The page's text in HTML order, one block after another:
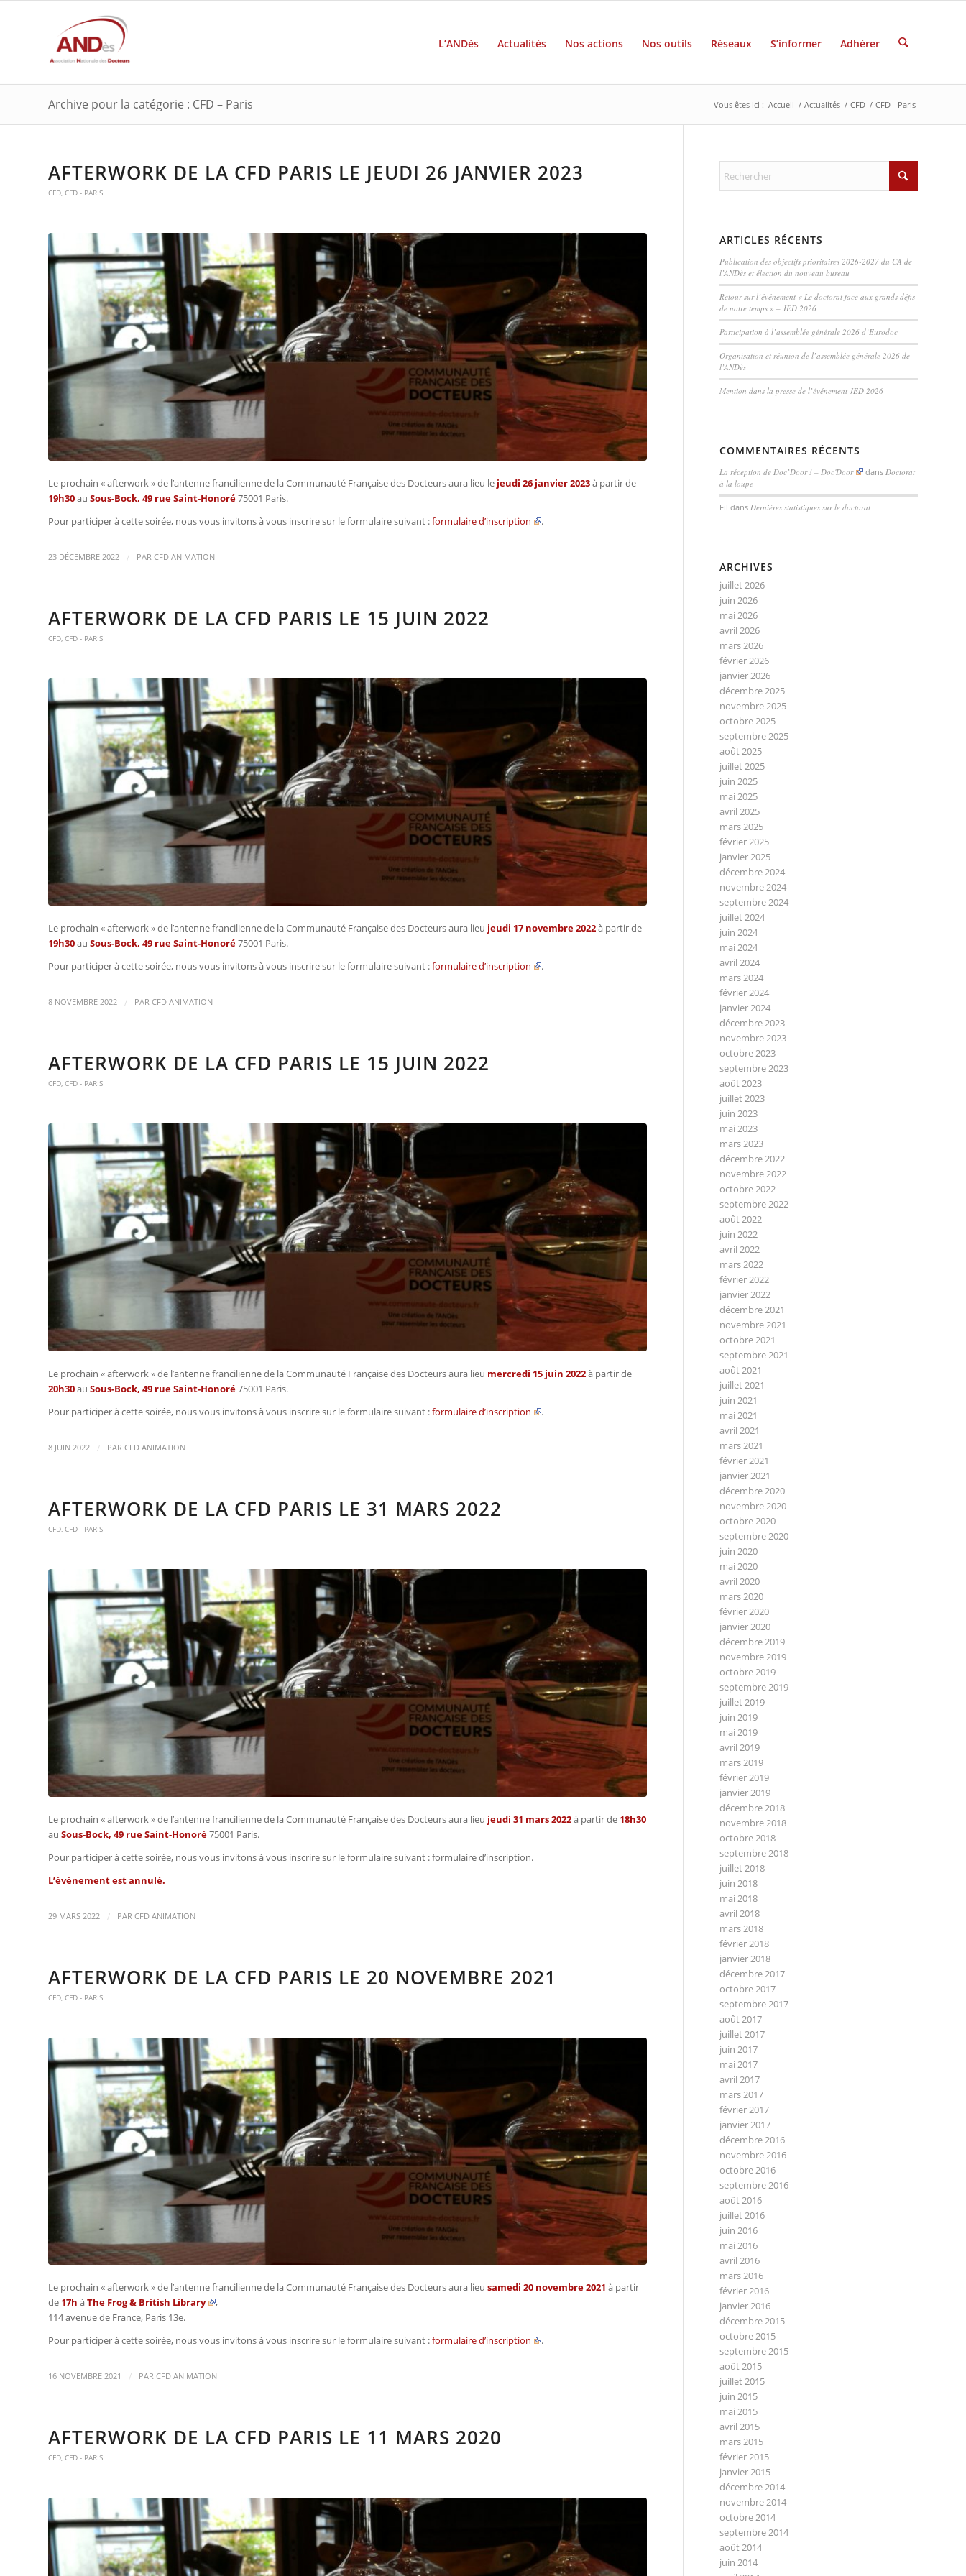
L’ANDès Actualités Nos actions Nos outils Réseaux S’informer Adhérer
Archive pour la catégorie : CFD – Paris Vous êtes ici : Accueil / Actualités / CFD / CFD - Paris
AFTERWORK DE LA CFD PARIS LE JEUDI 26 JANVIER 2023
CFD, CFD - PARIS
Le prochain « afterwork » de l’antenne francilienne de la Communauté Française des Docteurs aura lieu le jeudi 26 janvier 2023à partir de
19h30au Sous-Bock, 49 rue Saint-Honoré75001 Paris.
Pour participer à cette soirée, nous vous invitons à vous inscrire sur le formulaire suivant :formulaire d’inscription .
23 DÉCEMBRE 2022 / PAR CFD ANIMATION
AFTERWORK DE LA CFD PARIS LE 15 JUIN 2022
CFD CFD - PARIS
Le prochain « afterwork » de l’antenne francilienne de la Communauté Française des Docteurs aura lieu jeudi 17 novembre 2022à partir de
19h30au Sous-Bock, 49 rue Saint-Honoré75001 Paris.
Pour participer à cette soirée, nous vous invitons à vous inscrire sur le formulaire suivant :formulaire d’inscription .
8 NOVEMBRE 2022 / PAR CFD ANIMATION
AFTERWORK DE LA CFD PARIS LE 15 JUIN 2022
CFD, CFD - PARIS
Le prochain « afterwork » de l’antenne francilienne de la Communauté Française des Docteurs aura lieu mercredi 15 juin 2022à partir de
20h30au Sous-Bock, 49 rue Saint-Honoré75001 Paris.
Pour participer à cette soirée, nous vous invitons à vous inscrire sur le formulaire suivant :formulaire d’inscription .
8 JUIN 2022 / PAR CFD ANIMATION
AFTERWORK DE LA CFD PARIS LE 31 MARS 2022
CFD, CFD - PARIS
Le prochain « afterwork » de l’antenne francilienne de la Communauté Française des Docteurs aura lieu jeudi 31 mars 2022à partir de 18h30
au Sous-Bock, 49 rue Saint-Honoré75001 Paris.
Pour participer à cette soirée, nous vous invitons à vous inscrire sur le formulaire suivant : formulaire d’inscription.
L’événement est annulé.
29 MARS 2022 / PAR CFD ANIMATION
AFTERWORK DE LA CFD PARIS LE 20 NOVEMBRE 2021
CFD CFD - PARIS
Le prochain « afterwork » de l’antenne francilienne de la Communauté Française des Docteurs aura lieu samedi 20 novembre 2021 à partir
de 17h àThe Frog & British Library
,
114 avenue de France, Paris 13e.
Pour participer à cette soirée, nous vous invitons à vous inscrire sur le formulaire suivant :formulaire d’inscription .
16 NOVEMBRE 2021 / PAR CFD ANIMATION
AFTERWORK DE LA CFD PARIS LE 11 MARS 2020
CFD, CFD - PARIS
ARTICLES RÉCENTS
Publication des objectifs prioritaires 2026-2027 du CA de
l’ANDès et élection du nouveau bureau
Retour sur l’événement « Le doctorat face aux grands défis
de notre temps » – JED 2026
Participation à l’assemblée générale 2026 d’Eurodoc
Organisation et réunion de l’assemblée générale 2026 de
l’ANDès
Mention dans la presse de l’événement JED 2026
COMMENTAIRES RÉCENTS
La réception de Doc’Door ! – Doc'Door dans Doctorat
à la loupe
Fil dansDernières statistiques sur le doctorat
ARCHIVES
juillet 2026
juin 2026
mai 2026
avril 2026
mars 2026
février 2026
janvier 2026
décembre 2025
novembre 2025
octobre 2025
septembre 2025
août 2025
juillet 2025
juin 2025
mai 2025
avril 2025
mars 2025
février 2025
janvier 2025
décembre 2024
novembre 2024
septembre 2024
juillet 2024
juin 2024
mai 2024
avril 2024
mars 2024
février 2024
janvier 2024
décembre 2023
novembre 2023
octobre 2023
septembre 2023
août 2023
juillet 2023
juin 2023
mai 2023
mars 2023
décembre 2022
novembre 2022
octobre 2022
septembre 2022
août 2022
juin 2022
avril 2022
mars 2022
février 2022
janvier 2022
décembre 2021
novembre 2021
octobre 2021
septembre 2021
août 2021
juillet 2021
juin 2021
mai 2021
avril 2021
mars 2021
février 2021
janvier 2021
décembre 2020
novembre 2020
octobre 2020
septembre 2020
juin 2020
mai 2020
avril 2020
mars 2020
février 2020
janvier 2020
décembre 2019
novembre 2019
octobre 2019
septembre 2019
juillet 2019
juin 2019
mai 2019
avril 2019
mars 2019
février 2019
janvier 2019
décembre 2018
novembre 2018
octobre 2018
septembre 2018
juillet 2018
juin 2018
mai 2018
avril 2018
mars 2018
février 2018
janvier 2018
décembre 2017
octobre 2017
septembre 2017
août 2017
juillet 2017
juin 2017
mai 2017
avril 2017
mars 2017
février 2017
janvier 2017
décembre 2016
novembre 2016
octobre 2016
septembre 2016
août 2016
juillet 2016
juin 2016
mai 2016
avril 2016
mars 2016
février 2016
janvier 2016
décembre 2015
octobre 2015
septembre 2015
août 2015
juillet 2015
juin 2015
mai 2015
avril 2015
mars 2015
février 2015
janvier 2015
décembre 2014
novembre 2014
octobre 2014
septembre 2014
août 2014
juin 2014